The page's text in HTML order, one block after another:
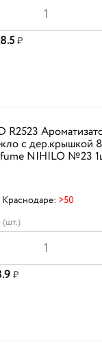
₽
R2523
с дер.крышкой
NIHILO №23
Краснодаре: >50
(шт.)
₽